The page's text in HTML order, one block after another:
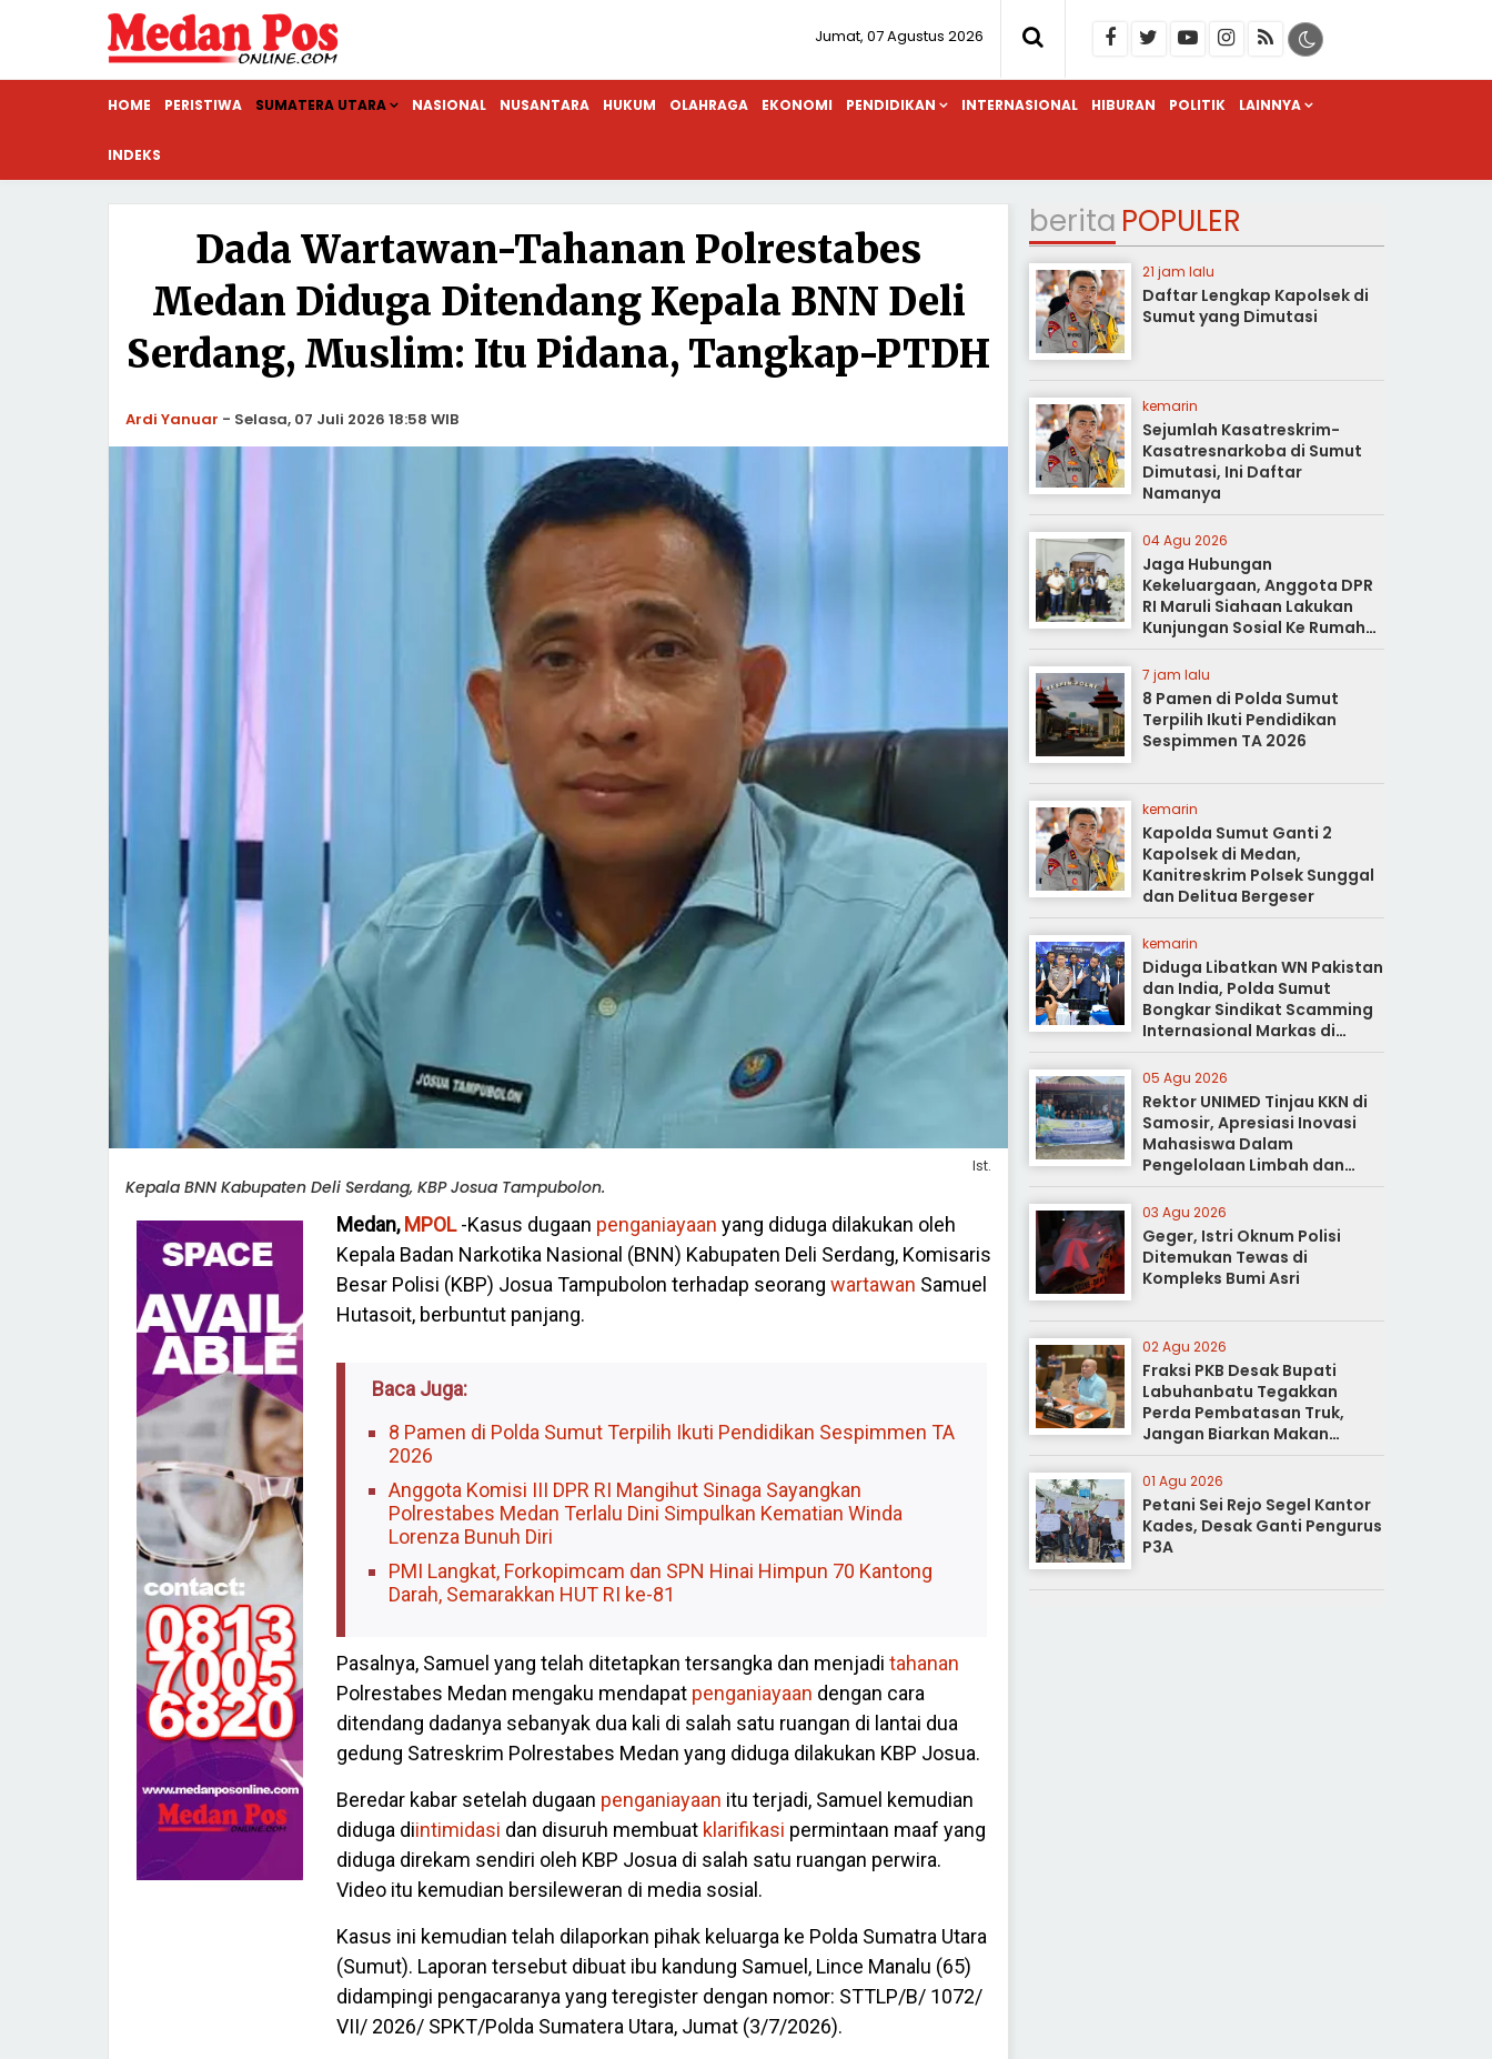
Jumat, 07 Agustus 2026
HOME PERISTIWA SUMATERA UTARA NASIONAL NUSANTARA HUKUM OLAHRAGA EKONOMI PENDIDIKAN INTERNASIONAL HIBURAN POLITIK LAINNYA
INDEKS
Dada Wartawan-Tahanan Polrestabes
Medan Diduga Ditendang Kepala BNN Deli
Serdang, Muslim: Itu Pidana, Tangkap-PTDH
Ardi Yanuar - Selasa, 07 Juli 2026 18:58 WIB
Ist.
Kepala BNN Kabupaten Deli Serdang, KBP Josua Tampubolon.
Medan,MPOL-Kasus dugaan penganiayaan yang diduga dilakukan oleh
Kepala Badan Narkotika Nasional (BNN) Kabupaten Deli Serdang, Komisaris
Besar Polisi (KBP) Josua Tampubolon terhadap seorang wartawan Samuel
Hutasoit, berbuntut panjang.
Baca Juga:
8 Pamen di Polda Sumut Terpilih Ikuti Pendidikan Sespimmen TA
2026
Anggota Komisi III DPR RI Mangihut Sinaga Sayangkan
Polrestabes Medan Terlalu Dini Simpulkan Kematian Winda
Lorenza Bunuh Diri
PMI Langkat, Forkopimcam dan SPN Hinai Himpun 70 Kantong
Darah, Semarakkan HUT RI ke-81
Pasalnya, Samuel yang telah ditetapkan tersangka dan menjadi tahanan
Polrestabes Medan mengaku mendapat penganiayaan dengan cara
ditendang dadanya sebanyak dua kali di salah satu ruangan di lantai dua
gedung Satreskrim Polrestabes Medan yang diduga dilakukan KBP Josua.
Beredar kabar setelah dugaan penganiayaan itu terjadi, Samuel kemudian
diduga diintimidasi dan disuruh membuat klarifikasi permintaan maaf yang
diduga direkam sendiri oleh KBP Josua di salah satu ruangan perwira.
Video itu kemudian bersileweran di media sosial.
Kasus ini kemudian telah dilaporkan pihak keluarga ke Polda Sumatra Utara
(Sumut). Laporan tersebut dibuat ibu kandung Samuel, Lince Manalu (65)
didampingi pengacaranya yang teregister dengan nomor: STTLP/B/ 1072/
VII/ 2026/ SPKT/Polda Sumatera Utara, Jumat (3/7/2026).
berita POPULER
21 jam lalu
Daftar Lengkap Kapolsek di
Sumut yang Dimutasi
kemarin
Sejumlah Kasatreskrim-
Kasatresnarkoba di Sumut
Dimutasi, Ini Daftar
Namanya
04 Agu 2026
Jaga Hubungan
Kekeluargaan, Anggota DPR
RI Maruli Siahaan Lakukan
Kunjungan Sosial Ke Rumah
Duka
7 jam lalu
8 Pamen di Polda Sumut
Terpilih Ikuti Pendidikan
Sespimmen TA 2026
kemarin
Kapolda Sumut Ganti 2
Kapolsek di Medan,
Kanitreskrim Polsek Sunggal
dan Delitua Bergeser
kemarin
Diduga Libatkan WN Pakistan
dan India, Polda Sumut
Bongkar Sindikat Scamming
Internasional Markas di
Apartemen Podomoro
05 Agu 2026
Rektor UNIMED Tinjau KKN di
Samosir, Apresiasi Inovasi
Mahasiswa Dalam
Pengelolaan Limbah dan
Pertanian Ramah Lingkungan
03 Agu 2026
Geger, Istri Oknum Polisi
Ditemukan Tewas di
Kompleks Bumi Asri
02 Agu 2026
Fraksi PKB Desak Bupati
Labuhanbatu Tegakkan
Perda Pembatasan Truk,
Jangan Biarkan Makan
Korban
01 Agu 2026
Petani Sei Rejo Segel Kantor
Kades, Desak Ganti Pengurus
P3A